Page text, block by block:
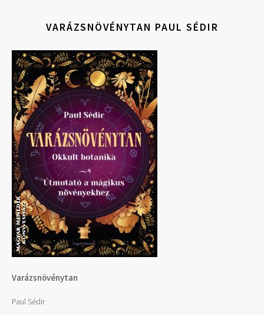
VARÁZSNÖVÉNYTAN PAUL SÉDIR
Varázsnövénytan
Paul Sédir